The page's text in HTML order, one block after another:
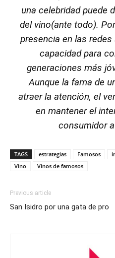
una celebridad puede
del vino(ante todo).
presencia en las
capacidad para
generaciones más
Aunque la fama de
atraer la atención, el
en mantener el
consumidor
TAGS estrategias Famosos
Vino
Vinos de famosos
Previous article
San Isidro por una gata de pro